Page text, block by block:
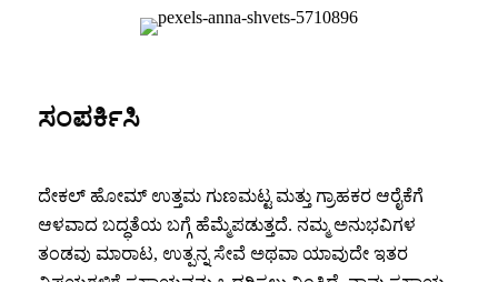
ಸಂಪರ್ಕಿಸಿ
ದೇಕಲ್ ಹೋಮ್ ಉತ್ತಮ ಗುಣಮಟ್ಟ ಮತ್ತು ಗ್ರಾಹಕರ ಆರೈಕೆಗೆ
ಆಳವಾದ ಬದ್ಧತೆಯ ಬಗ್ಗೆ ಹೆಮ್ಮೆಪಡುತ್ತದೆ. ನಮ್ಮ ಅನುಭವಿಗಳ
ತಂಡವು ಮಾರಾಟ, ಉತ್ಪನ್ನ ಸೇವೆ ಅಥವಾ ಯಾವುದೇ ಇತರ